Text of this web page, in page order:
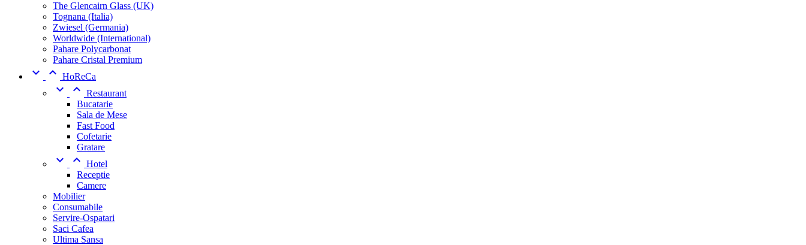
The Glencairn Glass (UK)
Tognana (Italia)
Zwiesel (Germania)
Worldwide (International)
Pahare Polycarbonat
Pahare Cristal Premium
  HoReCa
  Restaurant
Bucatarie
Sala de Mese
Fast Food
Cofetarie
Gratare
  Hotel
Receptie
Camere
Mobilier
Consumabile
Servire-Ospatari
Saci Cafea
Ultima Sansa